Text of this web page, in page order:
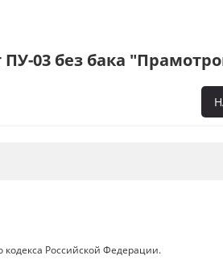
03 без бака
Доставка
Российской Федерации.